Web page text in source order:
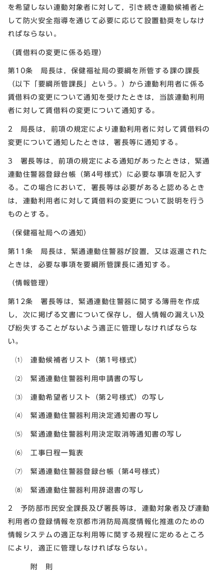
を希望しない連動対象者に対して，引き続き連動候補者と
して防火安全指導を通じて必要に応じて設置勧奨をしなけ
ればならない。
（賃借料の変更に係る処理）
第10条 局長は，保健福祉局の要綱を所管する課の課長
（以下「要綱所管課長」という。）から連動利用者に係る
賃借料の変更について通知を受けたときは，当該連動利用
者に対して賃借料の変更について通知する。
2 局長は，前項の規定により連動利用者に対して賃借料の
変更について通知したときは，署長等に通知する。
3 署長等は，前項の規定による通知があったときは，緊通
連動住警器登録台帳（第4号様式）に必要な事項を記入す
る。この場合において，署長等は必要があると認めるとき
は，連動利用者に対して賃借料の変更について説明を行う
ものとする。
（保健福祉局への通知）
第11条 局長は，緊通連動住警器が設置，又は返還された
ときは，必要な事項を要綱所管課長に通知する。
（情報管理）
第12条 署長等は，緊通連動住警器に関する簿冊を作成
し，次に掲げる文書について保存し，個人情報の漏えい及
び紛失することがないよう適正に管理しなければならな
い。
⑴ 連動候補者リスト（第1号様式）
⑵ 緊通連動住警器利用申請書の写し
⑶ 連動希望者リスト（第2号様式）の写し
⑷ 緊通連動住警器利用決定通知書の写し
⑸ 緊通連動住警器利用決定取消等通知書の写し
⑹ 工事日程一覧表
⑺ 緊通連動住警器登録台帳（第4号様式）
⑻ 緊通連動住警器利用辞退書の写し
2 予防部市民安全課長及び署長等は，連動対象者及び連動
利用者の登録情報を京都市消防局高度情報化推進のための
情報システムの適正な利用等に関する規程に定めるところ
により，適正に管理しなければならない。
附 則